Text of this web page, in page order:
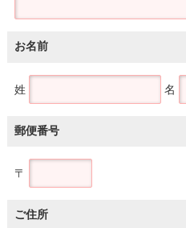
お名前
姓 名
郵便番号
〒
ご住所